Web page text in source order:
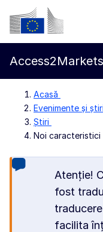
Accesați
Comisia Europeană
Access2Markets
Acasă
Evenimente și știri
Știri
Noi caracteristici
Atenție!
fost
facilita